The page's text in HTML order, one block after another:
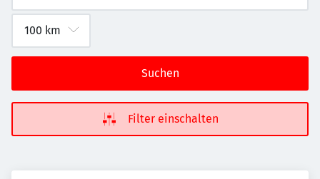
Suchen
Filter einschalten